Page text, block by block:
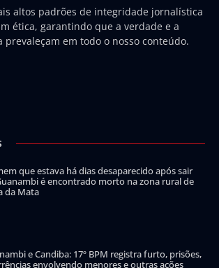
altos padrões de integridade jornalística
ética, garantindo que a verdade e a
prevaleçam em todo o nosso conteúdo.
que estava há dias desaparecido após sair
é encontrado morto na zona rural de
da Mata
e Candiba: 17º BPM registra furto, prisões,
envolvendo menores e outras ações